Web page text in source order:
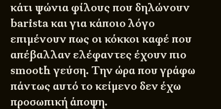
κάτι ψώνια φίλους που δηλώνουν
barista και για κάποιο λόγο
επιμένουν πως οι κόκκοι καφέ που
απέβαλλαν ελέφαντες έχουν πιο
smooth γεύση. Tην ώρα που γράφω
πάντως αυτό το κείμενο δεν έχω
προσωπική άποψη.